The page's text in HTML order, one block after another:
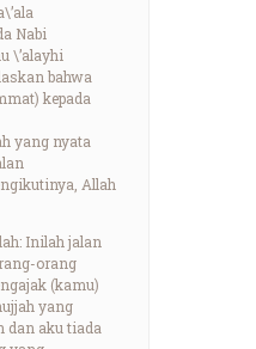
Nabi
\’alayhi
bahwa
kepada
yang nyata
Allah
Inilah jalan
orang
(kamu)
yang
dan aku tiada